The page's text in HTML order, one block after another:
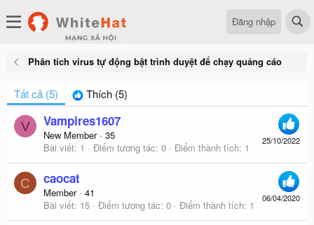
Đăng nhập
Phân tích virus tự động bật trình duyệt để chạy quảng cáo
Tất cả (5) Thích (5)
V
25/10/2022
Vampires1607
New Member · 35
Bài viết 1 Điểm tương tác 0 Điểm thành tích 1
C
06/04/2020
caocat
Member · 41
Bài viết 15 Điểm tương tác 0 Điểm thành tích 1